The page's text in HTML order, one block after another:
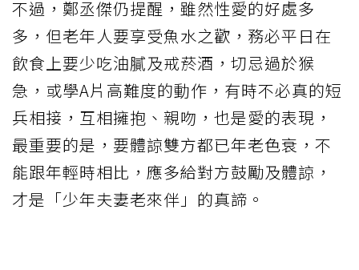
不過，鄭丞傑仍提醒，雖然性愛的好處多
多，但老年人要享受魚水之歡，務必平日在
飲食上要少吃油膩及戒菸酒，切忌過於猴
急，或學A片高難度的動作，有時不必真的短
兵相接，互相擁抱、親吻，也是愛的表現，
最重要的是，要體諒雙方都已年老色衰，不
能跟年輕時相比，應多給對方鼓勵及體諒，
才是「少年夫妻老來伴」的真諦。